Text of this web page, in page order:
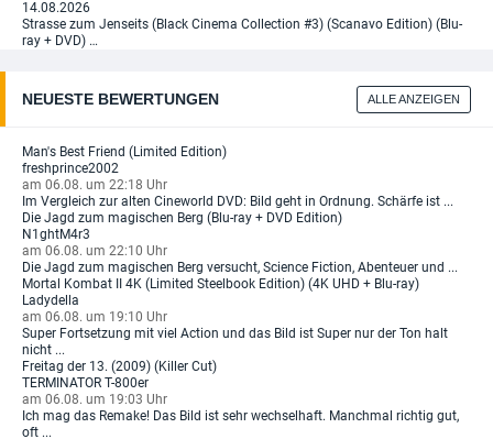
14.08.2026
Strasse zum Jenseits (Black Cinema Collection #3) (Scanavo Edition) (Blu-
ray + DVD) …
NEUESTE BEWERTUNGEN ALLE ANZEIGEN
Man's Best Friend (Limited Edition)
freshprince2002
am 06.08. um 22:18 Uhr
Im Vergleich zur alten Cineworld DVD: Bild geht in Ordnung. Schärfe ist ...
Die Jagd zum magischen Berg (Blu-ray + DVD Edition)
N1ghtM4r3
am 06.08. um 22:10 Uhr
Die Jagd zum magischen Berg versucht, Science Fiction, Abenteuer und ...
Mortal Kombat II 4K (Limited Steelbook Edition) (4K UHD + Blu-ray)
Ladydella
am 06.08. um 19:10 Uhr
Super Fortsetzung mit viel Action und das Bild ist Super nur der Ton halt
nicht ...
Freitag der 13. (2009) (Killer Cut)
TERMINATOR T-800er
am 06.08. um 19:03 Uhr
Ich mag das Remake! Das Bild ist sehr wechselhaft. Manchmal richtig gut,
oft ...